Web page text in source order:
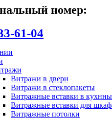
номер:
61-04
Витражи в двери
Витражи в стеклопакеты
Витражные вставки в
Витражные вставки для
Витражные потолки